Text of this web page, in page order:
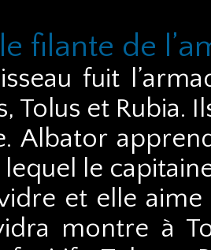
filante de
fuit
Tolus et Rubia.
Albator
le
et elle aime
montre à